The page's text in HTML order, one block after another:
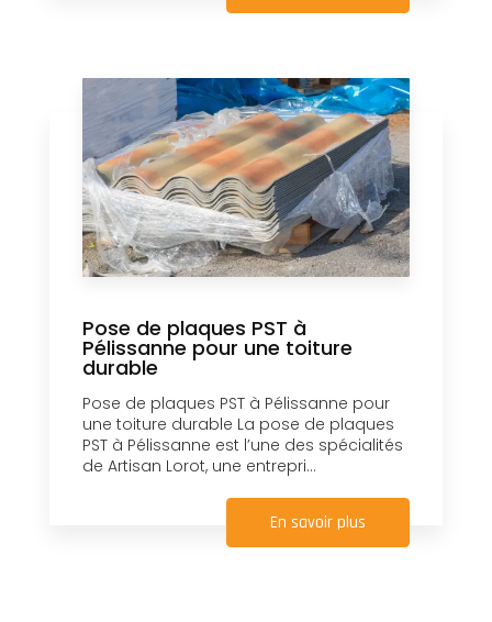
Pose de plaques PST à
Pélissanne pour une toiture
durable
Pose de plaques PST à Pélissanne pour
une toiture durable La pose de plaques
PST à Pélissanne est l’une des spécialités
de Artisan Lorot, une entrepri...
En savoir plus